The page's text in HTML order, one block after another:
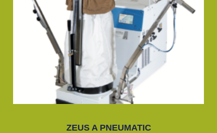
ZEUS A PNEUMATIC